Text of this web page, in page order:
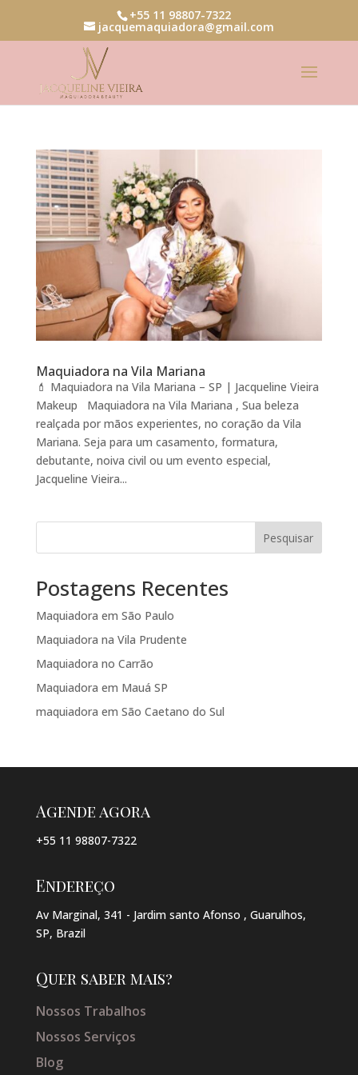
+55 11 98807-7322
jacquemaquiadora@gmail.com
Maquiadora na Vila Mariana
💄 Maquiadora na Vila Mariana – SP | Jacqueline Vieira
Makeup Maquiadora na Vila Mariana , Sua beleza
realçada por mãos experientes, no coração da Vila
Mariana. Seja para um casamento, formatura,
debutante, noiva civil ou um evento especial,
Jacqueline Vieira...
Pesquisar
Postagens Recentes
Maquiadora em São Paulo
Maquiadora na Vila Prudente
Maquiadora no Carrão
Maquiadora em Mauá SP
maquiadora em São Caetano do Sul
Agende agora
+55 11 98807-7322
Endereço
Av Marginal, 341 - Jardim santo Afonso , Guarulhos,
SP, Brazil
Quer saber mais?
Nossos Trabalhos
Nossos Serviços
Blog